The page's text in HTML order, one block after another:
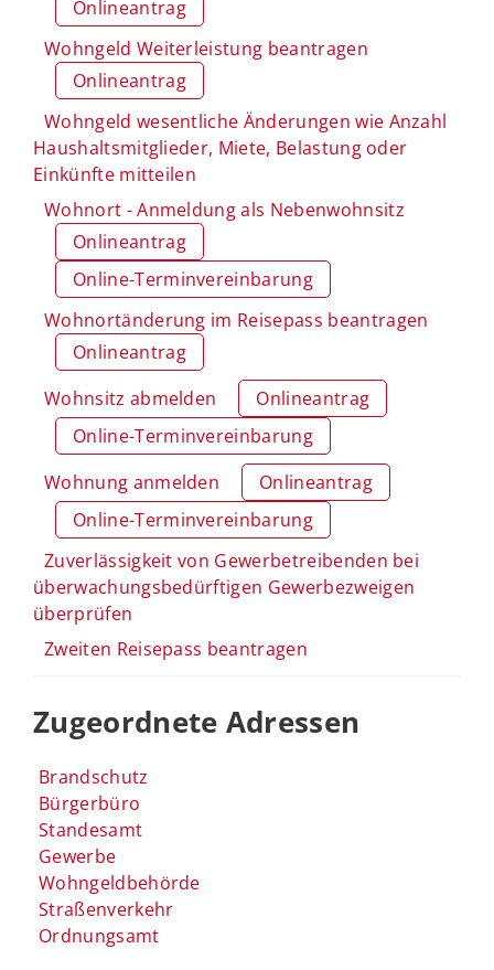
Onlineantrag
Wohngeld Weiterleistung beantragen
Onlineantrag
Wohngeld wesentliche Änderungen wie Anzahl
Haushaltsmitglieder, Miete, Belastung oder
Einkünfte mitteilen
Wohnort - Anmeldung als Nebenwohnsitz
Onlineantrag
Online-Terminvereinbarung
Wohnortänderung im Reisepass beantragen
Onlineantrag
Wohnsitz abmelden
Onlineantrag
Online-Terminvereinbarung
Wohnung anmelden
Onlineantrag
Online-Terminvereinbarung
Zuverlässigkeit von Gewerbetreibenden bei
überwachungsbedürftigen Gewerbezweigen
überprüfen
Zweiten Reisepass beantragen
Zugeordnete Adressen
Brandschutz
Bürgerbüro
Standesamt
Gewerbe
Wohngeldbehörde
Straßenverkehr
Ordnungsamt